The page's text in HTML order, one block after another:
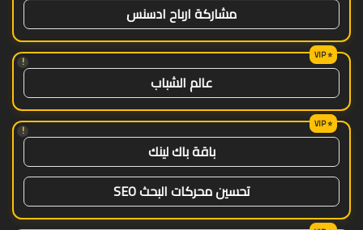
مشاركة ارباح ادسنس
!
عالم الشباب
!
باقة باك لينك
تحسين محركات البحث SEO